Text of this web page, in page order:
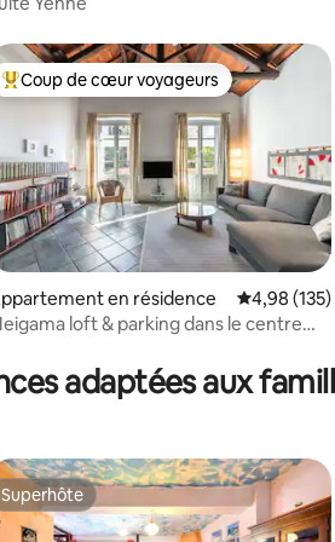
sur 5sur la base de 140 commentaires :
Coups de cœur voyageurs les plus
Coup de cœur voyageurs
en résidence Évaluation
4,98 (135)
loft & parking dans le centre
adaptées aux
Superhôte
Superhôte